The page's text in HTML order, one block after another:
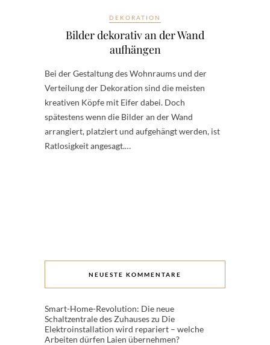
DEKORATION
Bilder dekorativ an der Wand
aufhängen
Bei der Gestaltung des Wohnraums und der
Verteilung der Dekoration sind die meisten
kreativen Köpfe mit Eifer dabei. Doch
spätestens wenn die Bilder an der Wand
arrangiert, platziert und aufgehängt werden, ist
Ratlosigkeit angesagt.…
NEUESTE KOMMENTARE
Smart-Home-Revolution: Die neue
Schaltzentrale des Zuhauseszu Die
Elektroinstallation wird repariert – welche
Arbeiten dürfen Laien übernehmen?